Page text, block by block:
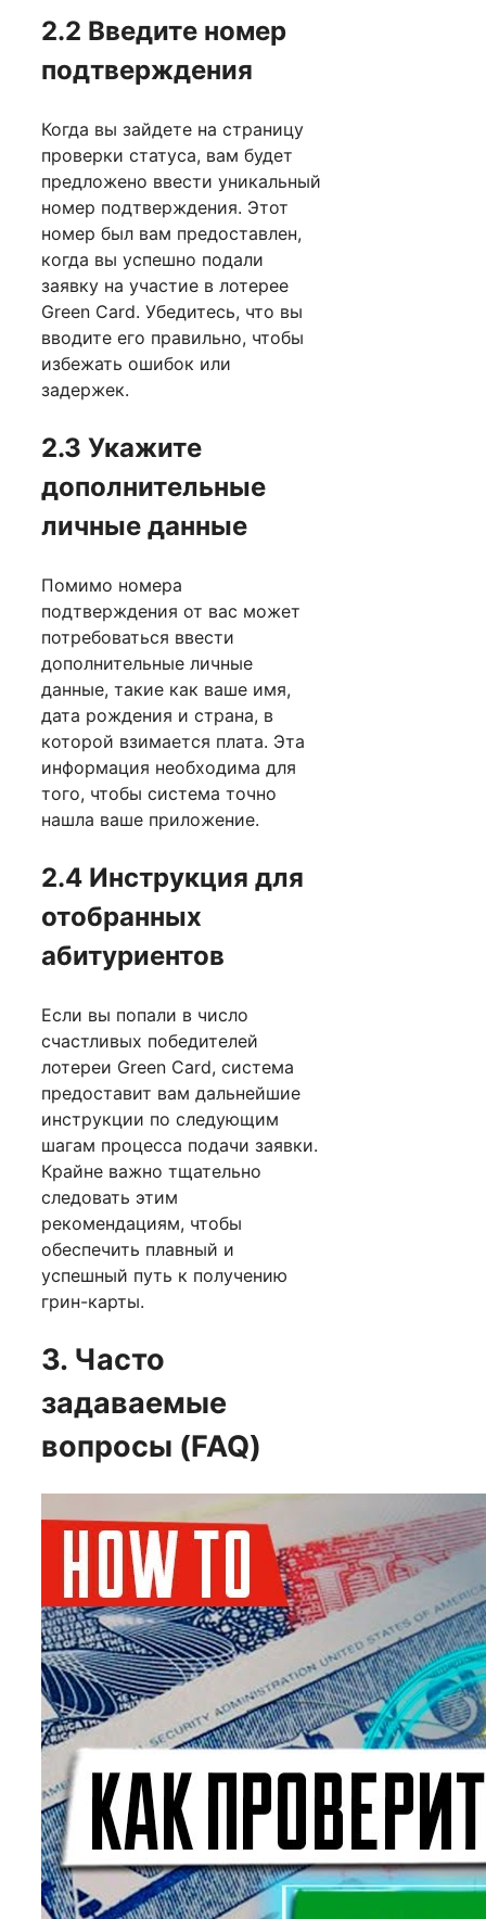
2.2 Введите номер
подтверждения
Когда вы зайдете на страницу
проверки статуса, вам будет
предложено ввести уникальный
номер подтверждения. Этот
номер был вам предоставлен,
когда вы успешно подали
заявку на участие в лотерее
Green Card. Убедитесь, что вы
вводите его правильно, чтобы
избежать ошибок или
задержек.
2.3 Укажите
дополнительные
личные данные
Помимо номера
подтверждения от вас может
потребоваться ввести
дополнительные личные
данные, такие как ваше имя,
дата рождения и страна, в
которой взимается плата. Эта
информация необходима для
того, чтобы система точно
нашла ваше приложение.
2.4 Инструкция для
отобранных
абитуриентов
Если вы попали в число
счастливых победителей
лотереи Green Card, система
предоставит вам дальнейшие
инструкции по следующим
шагам процесса подачи заявки.
Крайне важно тщательно
следовать этим
рекомендациям, чтобы
обеспечить плавный и
успешный путь к получению
грин-карты.
3. Часто
задаваемые
вопросы (FAQ)